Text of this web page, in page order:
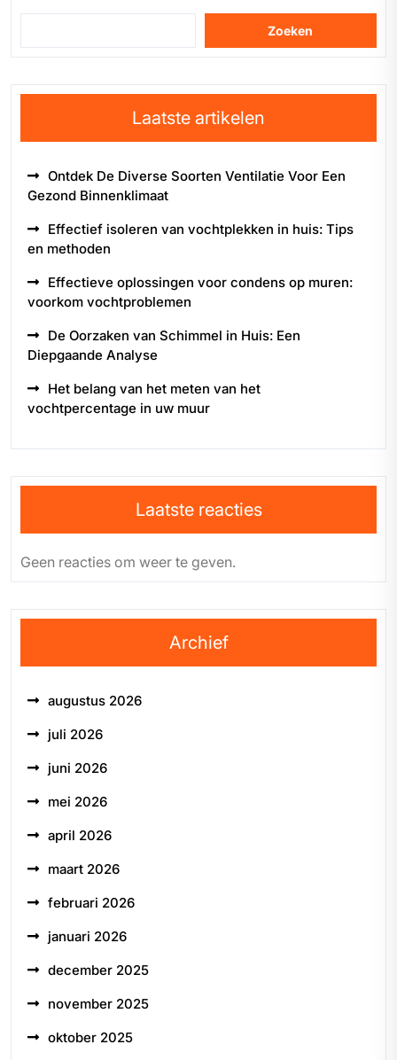
Zoeken
Laatste artikelen
Ontdek De Diverse Soorten Ventilatie Voor Een
Gezond Binnenklimaat
Effectief isoleren van vochtplekken in huis: Tips
en methoden
Effectieve oplossingen voor condens op muren:
voorkom vochtproblemen
De Oorzaken van Schimmel in Huis: Een
Diepgaande Analyse
Het belang van het meten van het
vochtpercentage in uw muur
Laatste reacties
Geen reacties om weer te geven.
Archief
augustus 2026
juli 2026
juni 2026
mei 2026
april 2026
maart 2026
februari 2026
januari 2026
december 2025
november 2025
oktober 2025